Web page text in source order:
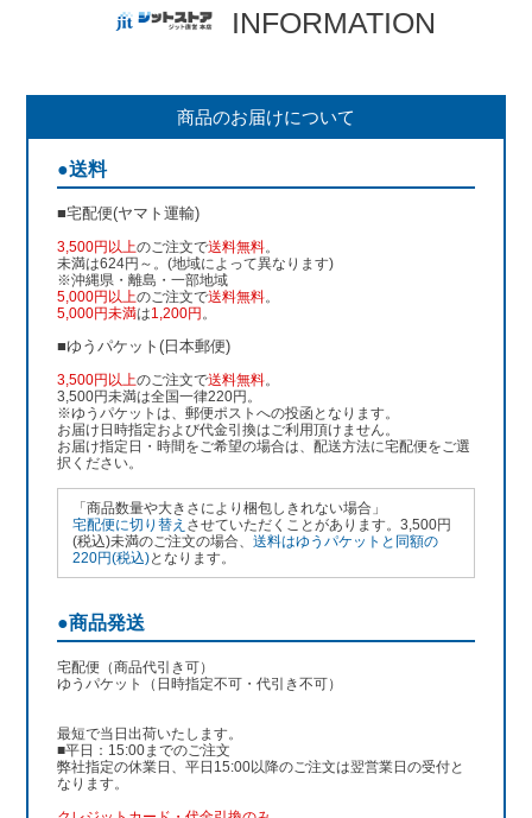
INFORMATION
商品のお届けについて
●送料
■宅配便(ヤマト運輸)
3,500円以上のご注文で送料無料。
未満は624円～。(地域によって異なります)
※沖縄県・離島・一部地域
5,000円以上のご注文で送料無料。
5,000円未満は1,200円 。
■ゆうパケット(日本郵便)
3,500円以上のご注文で送料無料。
3,500円未満は全国一律220円。
※ゆうパケットは、郵便ポストへの投函となります。
お届け日時指定および代金引換はご利用頂けません。
お届け指定日・時間をご希望の場合は、配送方法に宅配便をご選
択ください。
「商品数量や大きさにより梱包しきれない場合」
宅配便に切り替え させていただくことがあります。3,500円
(税込)未満のご注文の場合、送料はゆうパケットと同額の
220円(税込)となります。
●商品発送
宅配便（商品代引き可）
ゆうパケット（日時指定不可・代引き不可）
最短で当日出荷いたします。
■平日：15:00までのご注文
弊社指定の休業日、平日15:00以降のご注文は翌営業日の受付と
なります。